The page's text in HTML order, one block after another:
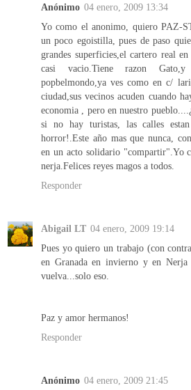
Anónimo 04 enero, 2009 13:34
Yo como el anonimo, quiero PAZ-
un poco egoistilla, pues de paso
grandes superficies,el cartero real
casi vacio.Tiene razon
popbelmondo,ya ves como en c/
ciudad,sus vecinos acuden cuando
economia , pero en nuestro
si no hay turistas, las calles estan
horror!.Este año mas que nunca,
en un acto solidario "compartir".Yo
nerja.Felices reyes magos a todos.
Responder
Abigail LT 04 enero, 2009 19:14
Pues yo quiero un trabajo (con
en Granada en invierno y en
vuelva...solo eso.
Paz y amor hermanos!
Responder
Anónimo 04 enero, 2009 21:45